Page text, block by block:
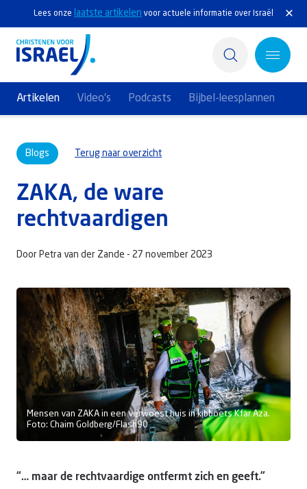
Lees onze laatste artikelen voor actuele informatie over Israël
Artikelen Video's Podcasts Bijbel-leesplannen
Actief
Ontdek
Steun Israël
Kennisbank
Doneer
Blogs Terug naar overzicht
ZAKA, de ware
rechtvaardigen
Door Petra van der Zande - 27 november 2023
Mensen van ZAKA in een verwoest huis in kibboets Kfar Aza.
Foto: Chaim Goldberg/Flash90
“… maar de rechtvaardige ontfermt zich en geeft.”